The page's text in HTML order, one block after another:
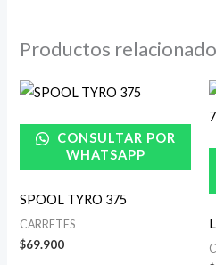
Productos
CONSULTAR POR
WHATSAPP
SPOOL TYRO 375
CARRETES
$69.900